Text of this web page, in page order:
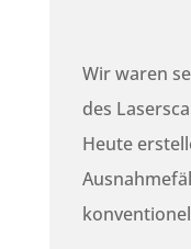
Wir waren
des
Heute